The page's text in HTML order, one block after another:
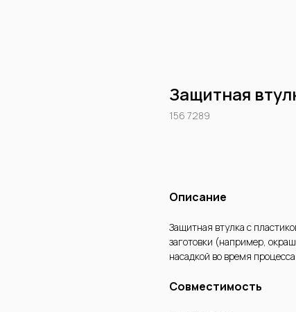
Защитная
156 7289
Описание
Защитная втулка с
заготовки (например,
насадкой во время
Совместимость